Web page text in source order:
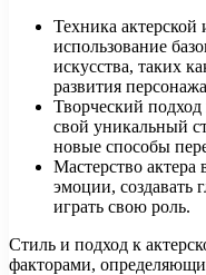
Техника актерской
использование
искусства, таких
развития
Творческий подход
свой уникальный
новые способы
Мастерство актера
эмоции, создавать
играть свою роль.
Стиль и подход к
факторами,